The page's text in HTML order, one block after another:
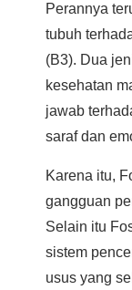
Perannya
tubuh
(B3). Dua
kesehatan
jawab
saraf dan
Karena itu,
gangguan
Selain itu
sistem
usus yang